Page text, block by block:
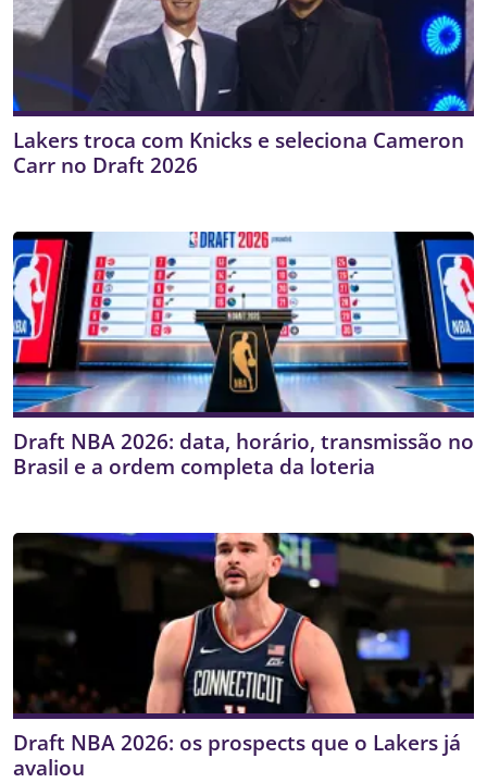
Lakers troca com Knicks e seleciona Cameron
Carr no Draft 2026
Draft NBA 2026: data, horário, transmissão no
Brasil e a ordem completa da loteria
Draft NBA 2026: os prospects que o Lakers já
avaliou